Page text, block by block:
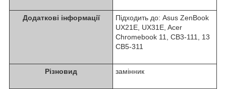
Додаткові інформації
Підходить до: Asus ZenBook
UX21E, UX31E, Acer
Chromebook 11, CB3-111, 13
CB5-311
Різновид замінник